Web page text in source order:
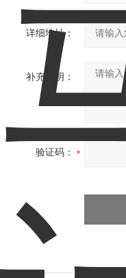
详细地址：
补充说明：
验证码：